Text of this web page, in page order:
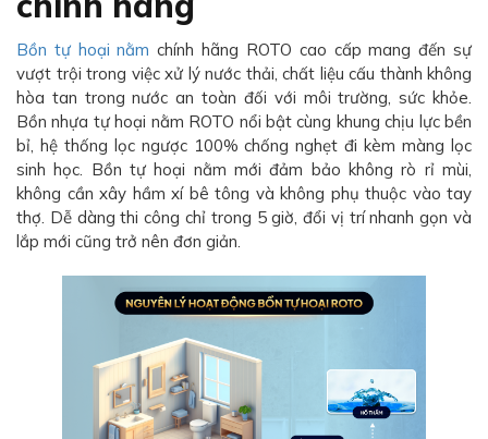
Bồn tự hoại nằm chính hãng ROTO cao cấp mang đến sự
vượt trội trong việc xử lý nước thải, chất liệu cấu thành không
hòa tan trong nước an toàn đối với môi trường, sức khỏe.
Bồn nhựa tự hoại nằm ROTO nổi bật cùng khung chịu lực bền
bỉ, hệ thống lọc ngược 100% chống nghẹt đi kèm màng lọc
sinh học. Bồn tự hoại nằm mới đảm bảo không rò rỉ mùi,
không cần xây hầm xí bê tông và không phụ thuộc vào tay
thợ. Dễ dàng thi công chỉ trong 5 giờ, đổi vị trí nhanh gọn và
lắp mới cũng trở nên đơn giản.